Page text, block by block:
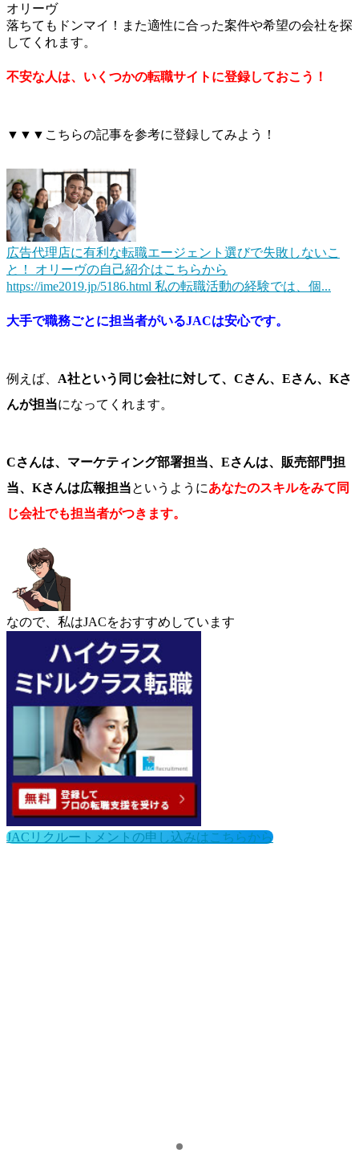
オリーヴ
落ちてもドンマイ！また適性に合った案件や希望の会社を探
してくれます。
不安な人は、いくつかの転職サイトに登録しておこう！
▼▼▼こちらの記事を参考に登録してみよう！
広告代理店に有利な転職エージェント選びで失敗しないこ
と！
オリーヴの自己紹介はこちらから
https://ime2019.jp/5186.html 私の転職活動の経験では、個...
大手で職務ごとに担当者がいるJACは安心です。
例えば、 A社という同じ会社に対して、Cさん、Eさん、Kさ
んが担当になってくれます。
Cさんは、マーケティング部署担当、Eさんは、販売部門担
当、Kさんは広報担当というようにあなたのスキルをみて同
じ会社でも担当者がつきます。
なので、私はJACをおすすめしています
JACリクルートメントの申し込みはこちらから